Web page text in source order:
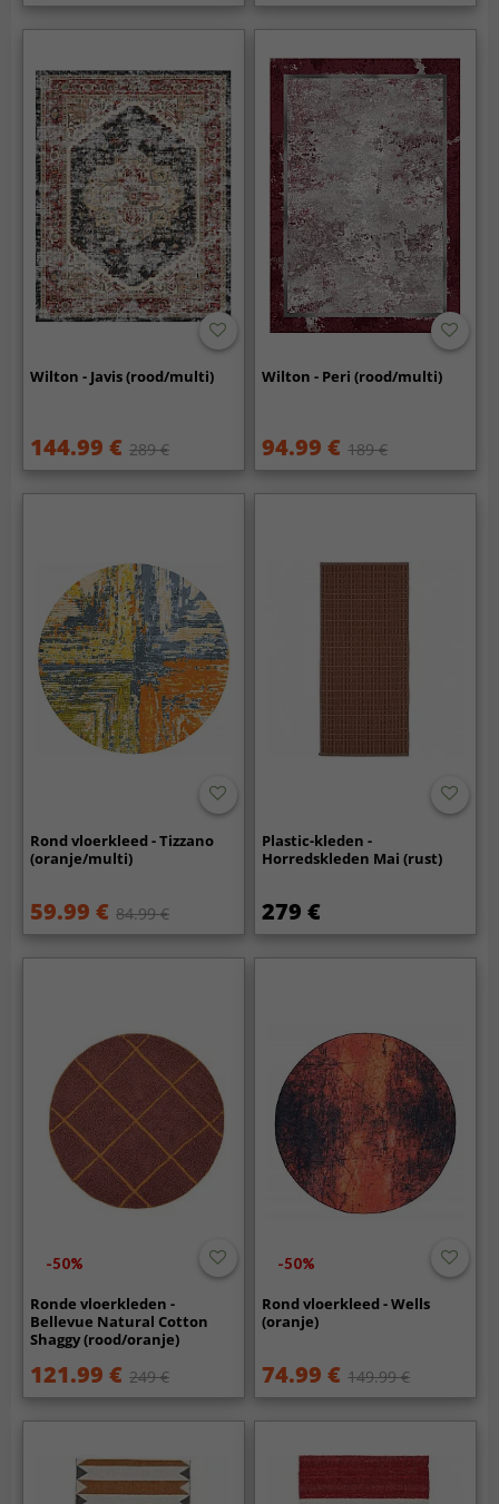
Wilton - Javis (rood/multi)
144.99 € 289 €
Wilton - Peri (rood/multi)
94.99 € 189 €
Rond vloerkleed - Tizzano
(oranje/multi)
59.99 € 84.99 €
Plastic-kleden -
Horredskleden Mai (rust)
279 €
-50%
Ronde vloerkleden -
Bellevue Natural Cotton
Shaggy (rood/oranje)
121.99 € 249 €
-50%
Rond vloerkleed - Wells
(oranje)
74.99 € 149.99 €